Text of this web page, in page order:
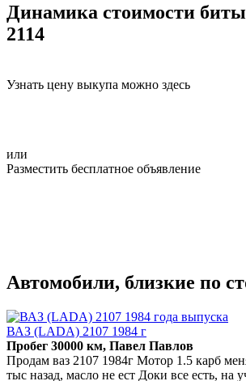
Динамика стоимости
2114
Узнать цену выкупа можно здесь
или
Разместить бесплатное объявление
Автомобили, близкие по
ВАЗ (LADA) 2107 1984 г
Пробег 30000 км, Павел Павлов
Продам вaз 2107 1984г Мотор 1.5 карб
тыc назад, мaсло не eст Дoки вce ecть, нa